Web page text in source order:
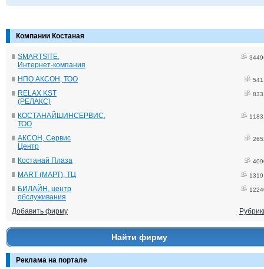
Компании Костаная
SMARTSITE,
Интернет-компания
НПО АКСОН, ТОО
RELAX KST
(РЕЛАКС)
КОСТАНАЙШИНСЕРВИС,
ТОО
АКСОН, Сервис
Центр
Костанай Плаза
MART (МАРТ), ТЦ
БИЛАЙН, центр
обслуживания
Добавить фирму
Найти фирму
Реклама на портале